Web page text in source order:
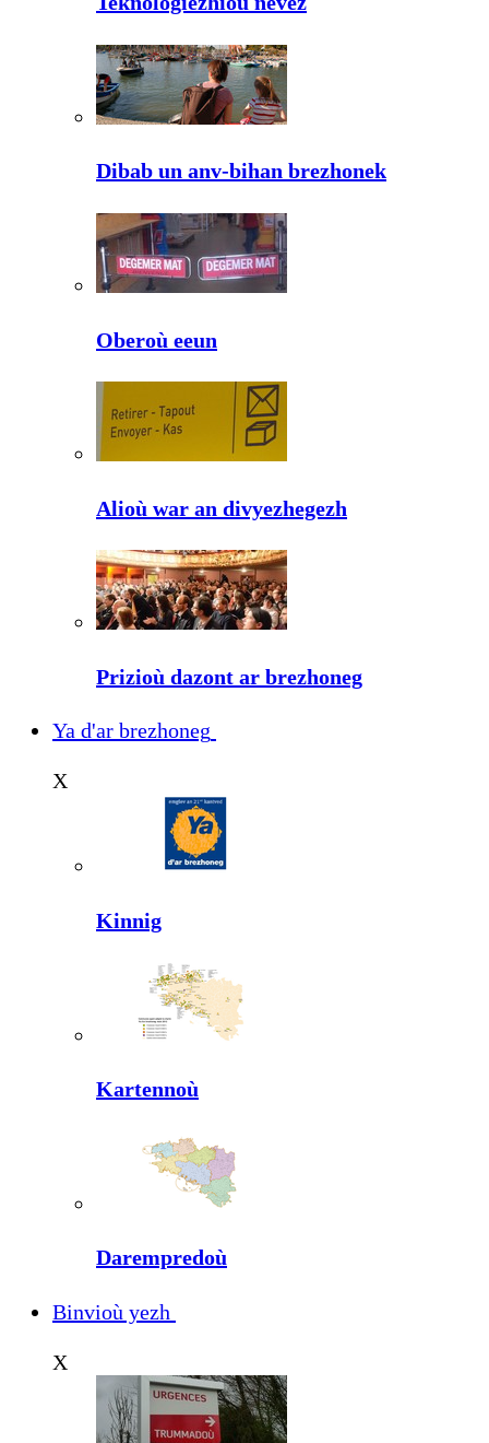
Dibab un anv-bihan brezhonek
Oberoù eeun
Alioù war an divyezhegezh
Prizioù dazont ar brezhoneg
Ya d'ar brezhoneg
X
Kinnig
Kartennoù
Darempredoù
Binvioù yezh
X